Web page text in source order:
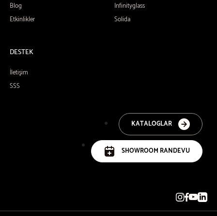
Blog
Etkinlikler
Infinityglass
Solida
DESTEK
İletişim
SSS
KATALOGLAR
SHOWROOM RANDEVU